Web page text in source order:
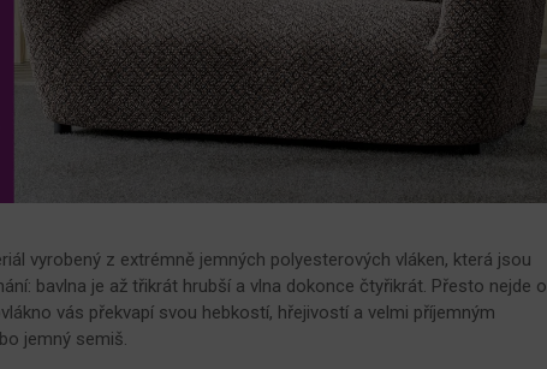
vyrobený z extrémně jemných polyesterových vláken, která jsou
bavlna je až třikrát hrubší a vlna dokonce čtyřikrát. Přesto nejde o
vás překvapí svou hebkostí, hřejivostí a velmi příjemným
jemný semiš.